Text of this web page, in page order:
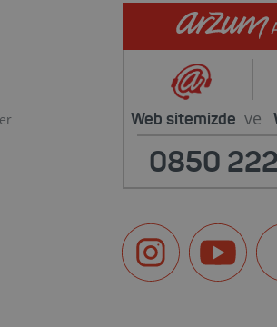
Web sitemizde ve
0850